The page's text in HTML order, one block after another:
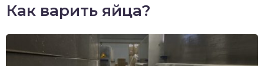
Как варить яйца?